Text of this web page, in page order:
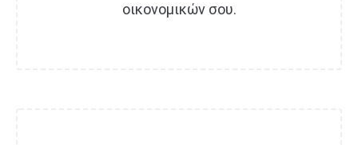
οικονομικών σου.